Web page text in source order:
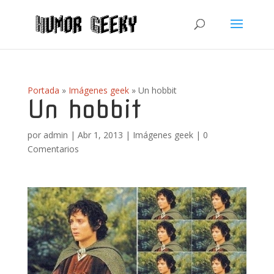
Portada » Imágenes geek» Un hobbit
Un hobbit
por admin | Abr 1, 2013 | Imágenes geek| 0
Comentarios